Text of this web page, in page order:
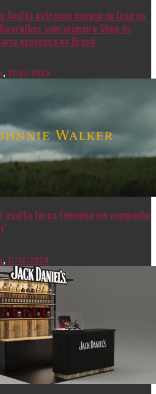
Avolta estreiam espaço de luxo no
com primeiro Shop-in-
escocesa no Brasil
, 21/07/2025
exalta força feminina em campanha
,17/12/2024